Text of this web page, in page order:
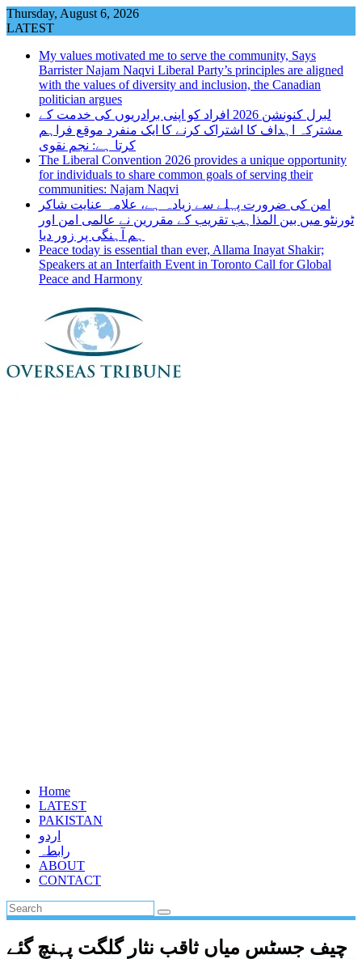
Skip
to
Thursday, August 6, 2026
LATEST
My values motivated me to serve the community, Says
Barrister Najam Naqvi Liberal Party’s principles are aligned
with the values of diversity and inclusion, the Canadian
politician argues
لبرل کنونشن 2026 افراد کو اپنی برادریوں کی خدمت کے
مشترکہ اہداف کا اشتراک کرنے کا ایک منفرد موقع فراہم
کرتا ہے: نجم نقوی
The Liberal Convention 2026 provides a unique opportunity
for individuals to share common goals of serving their
communities: Najam Naqvi
امن کی ضرورت پہلے سے زیادہ ہے، علامہ عنایت شاکر
ٹورنٹو میں بین المذاہب تقریب کے مقررین نے عالمی امن اور
ہم آہنگی پر زور دیا
Peace today is essential than ever, Allama Inayat Shakir;
Speakers at an Interfaith Event in Toronto Call for Global
Peace and Harmony
Home
LATEST
PAKISTAN
اردو
رابطہ
ABOUT
CONTACT
چیف جسٹس میاں ثاقب نثار گلگت پہنچ گئے